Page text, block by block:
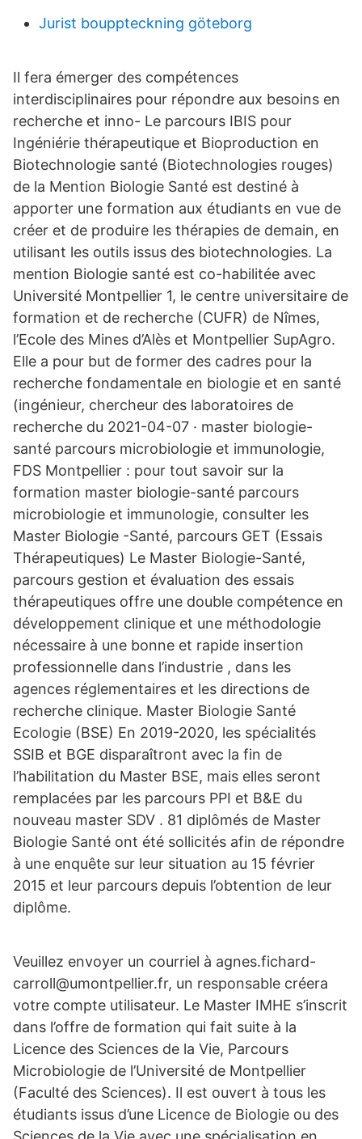
Jurist bouppteckning göteborg
Il fera émerger des compétences
interdisciplinaires pour répondre aux besoins en
recherche et inno- Le parcours IBIS pour
Ingéniérie thérapeutique et Bioproduction en
Biotechnologie santé (Biotechnologies rouges)
de la Mention Biologie Santé est destiné à
apporter une formation aux étudiants en vue de
créer et de produire les thérapies de demain, en
utilisant les outils issus des biotechnologies. La
mention Biologie santé est co-habilitée avec
Université Montpellier 1, le centre universitaire de
formation et de recherche (CUFR) de Nîmes,
l’Ecole des Mines d’Alès et Montpellier SupAgro.
Elle a pour but de former des cadres pour la
recherche fondamentale en biologie et en santé
(ingénieur, chercheur des laboratoires de
recherche du 2021-04-07 · master biologie-
santé parcours microbiologie et immunologie,
FDS Montpellier : pour tout savoir sur la
formation master biologie-santé parcours
microbiologie et immunologie, consulter les
Master Biologie -Santé, parcours GET (Essais
Thérapeutiques) Le Master Biologie-Santé,
parcours gestion et évaluation des essais
thérapeutiques offre une double compétence en
développement clinique et une méthodologie
nécessaire à une bonne et rapide insertion
professionnelle dans l’industrie , dans les
agences réglementaires et les directions de
recherche clinique. Master Biologie Santé
Ecologie (BSE) En 2019-2020, les spécialités
SSIB et BGE disparaîtront avec la fin de
l’habilitation du Master BSE, mais elles seront
remplacées par les parcours PPI et B&E du
nouveau master SDV . 81 diplômés de Master
Biologie Santé ont été sollicités afin de répondre
à une enquête sur leur situation au 15 février
2015 et leur parcours depuis l’obtention de leur
diplôme.
Veuillez envoyer un courriel à agnes.fichard-
carroll@umontpellier.fr, un responsable créera
votre compte utilisateur. Le Master IMHE s’inscrit
dans l’offre de formation qui fait suite à la
Licence des Sciences de la Vie, Parcours
Microbiologie de l’Université de Montpellier
(Faculté des Sciences). Il est ouvert à tous les
étudiants issus d’une Licence de Biologie ou des